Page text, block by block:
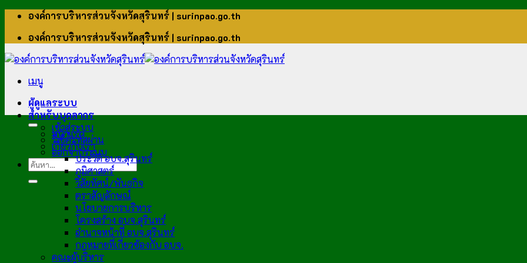
ข้าม
เนื้อหา
องค์การบริหารส่วนจังหวัดสุรินทร์ | surinpao.go.th
องค์การบริหารส่วนจังหวัดสุรินทร์ | surinpao.go.th
เมนู
ผู้ดูแลระบบ
สำหรับบุคลากร
เข้าสู่ระบบ
รีเซ็ตรหัสผ่าน
ออกจากระบบ
หน้าแรก
เกี่ยวกับเรา
ประวัติ อบจ.สุรินทร์
ภูมิศาสตร์
วิสัยทัศน์/พันธกิจ
ตราสัญลักษณ์
นโยบายการบริหาร
โครงสร้าง อบจ.สุรินทร์
อำนาจหน้าที่ อบจ.สุรินทร์
กฎหมายที่เกี่ยวข้องกับ อบจ.
คณะผู้บริหาร